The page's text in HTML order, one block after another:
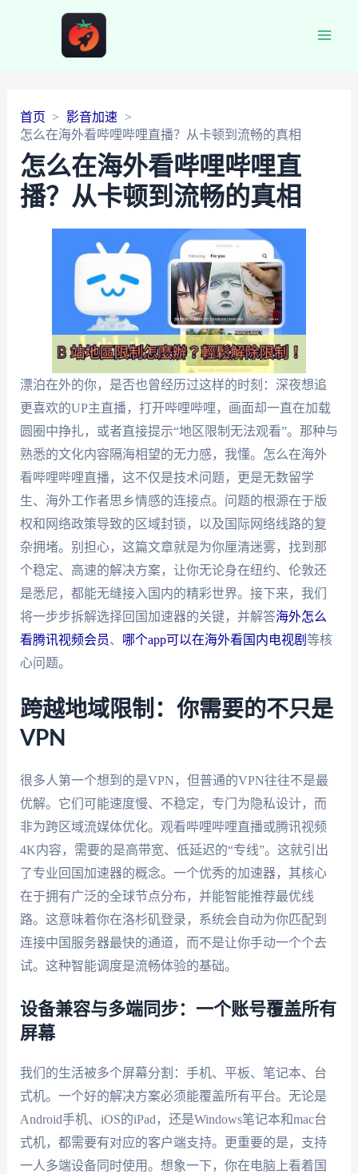
首页
影音加速
怎么在海外看哔哩哔哩直播？从卡顿到流畅的真相
怎么在海外看哔哩哔哩直
播？从卡顿到流畅的真相
漂泊在外的你，是否也曾经历过这样的时刻：深夜想追
更喜欢的UP主直播，打开哔哩哔哩，画面却一直在加载
圆圈中挣扎，或者直接提示“地区限制无法观看”。那种与
熟悉的文化内容隔海相望的无力感，我懂。怎么在海外
看哔哩哔哩直播，这不仅是技术问题，更是无数留学
生、海外工作者思乡情感的连接点。问题的根源在于版
权和网络政策导致的区域封锁，以及国际网络线路的复
杂拥堵。别担心，这篇文章就是为你厘清迷雾，找到那
个稳定、高速的解决方案，让你无论身在纽约、伦敦还
是悉尼，都能无缝接入国内的精彩世界。接下来，我们
将一步步拆解选择回国加速器的关键，并解答海外怎么
看腾讯视频会员、 哪个app可以在海外看国内电视剧 等核
心问题。
跨越地域限制：你需要的不只是
VPN
很多人第一个想到的是VPN，但普通的VPN往往不是最
优解。它们可能速度慢、不稳定，专门为隐私设计，而
非为跨区域流媒体优化。观看哔哩哔哩直播或腾讯视频
4K内容，需要的是高带宽、低延迟的“专线”。这就引出
了专业回国加速器的概念。一个优秀的加速器，其核心
在于拥有广泛的全球节点分布，并能智能推荐最优线
路。这意味着你在洛杉矶登录，系统会自动为你匹配到
连接中国服务器最快的通道，而不是让你手动一个个去
试。这种智能调度是流畅体验的基础。
设备兼容与多端同步：一个账号覆盖所有
屏幕
我们的生活被多个屏幕分割：手机、平板、笔记本、台
式机。一个好的解决方案必须能覆盖所有平台。无论是
Android手机、iOS的iPad，还是Windows笔记本和mac台
式机，都需要有对应的客户端支持。更重要的是，支持
一人多端设备同时使用。想象一下，你在电脑上看着国